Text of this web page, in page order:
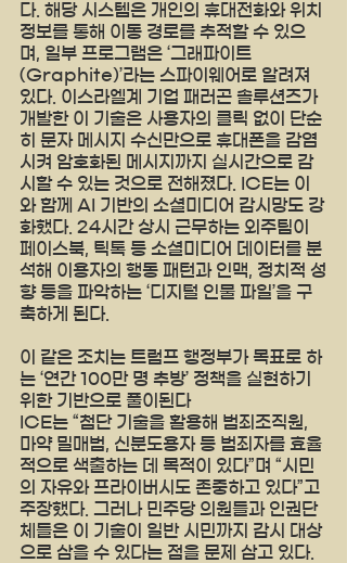
다. 해당 시스템은 개인의 휴대전화와 위치
정보를 통해 이동 경로를 추적할 수 있으
며, 일부 프로그램은 ‘그래파이트
(Graphite)’라는 스파이웨어로 알려져
있다. 이스라엘계 기업 패러곤 솔루션즈가
개발한 이 기술은 사용자의 클릭 없이 단순
히 문자 메시지 수신만으로 휴대폰을 감염
시켜 암호화된 메시지까지 실시간으로 감
시할 수 있는 것으로 전해졌다. ICE는 이
와 함께 AI 기반의 소셜미디어 감시망도 강
화했다. 24시간 상시 근무하는 외주팀이
페이스북, 틱톡 등 소셜미디어 데이터를 분
석해 이용자의 행동 패턴과 인맥, 정치적 성
향 등을 파악하는 ‘디지털 인물 파일’을 구
축하게 된다.
이 같은 조치는 트럼프 행정부가 목표로 하
는 ‘연간 100만 명 추방’ 정책을 실현하기
위한 기반으로 풀이된다
ICE는 “첨단 기술을 활용해 범죄조직원,
마약 밀매범, 신분도용자 등 범죄자를 효율
적으로 색출하는 데 목적이 있다”며 “시민
의 자유와 프라이버시도 존중하고 있다”고
주장했다. 그러나 민주당 의원들과 인권단
체들은 이 기술이 일반 시민까지 감시 대상
으로 삼을 수 있다는 점을 문제 삼고 있다.